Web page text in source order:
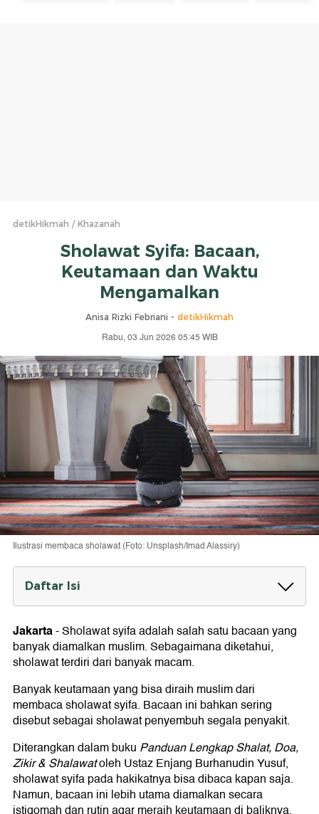
detikHikmah Khazanah
Sholawat Syifa: Bacaan,
Keutamaan dan Waktu
Mengamalkan
Anisa Rizki Febriani - detikHikmah
Rabu, 03 Jun 2026 05:45 WIB
Ilustrasi membaca sholawat (Foto: Unsplash/Imad Alassiry)
Daftar Isi
Bacaan Sholawat Syifa
Kapan Waktu Membaca Sholawat Syifa?
Keutamaan Membaca Sholawat Syifa
Jakarta-Sholawat syifa adalah salah satu bacaan yang
banyak diamalkan muslim. Sebagaimana diketahui,
sholawat terdiri dari banyak macam.
Banyak keutamaan yang bisa diraih muslim dari
membaca sholawat syifa. Bacaan ini bahkan sering
disebut sebagai sholawat penyembuh segala penyakit.
Diterangkan dalam buku Panduan Lengkap Shalat, Doa,
Zikir & Shalawatoleh Ustaz Enjang Burhanudin Yusuf,
sholawat syifa pada hakikatnya bisa dibaca kapan saja.
Namun, bacaan ini lebih utama diamalkan secara